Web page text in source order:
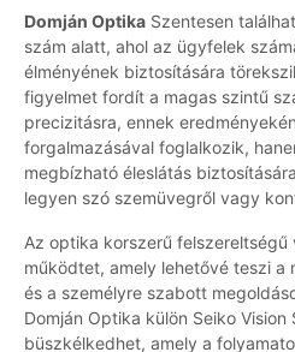
Domján Optika Szentesen
szám alatt, ahol az ügyfelek
élményének biztosítására
figyelmet fordít a magas szintű
precizitásra, ennek
forgalmazásával foglalkozik,
megbízható éleslátás
legyen szó szemüvegről vagy
Az optika korszerű
működtet, amely lehetővé teszi a
és a személyre szabott
Domján Optika külön Seiko Vision
büszkélkedhet, amely a